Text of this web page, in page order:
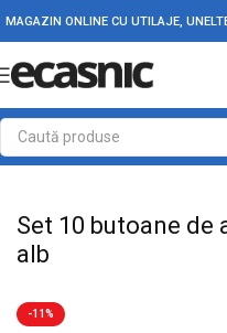
MAGAZIN ONLINE CU UTILAJE,
Prima pagină Casă Accesorii si
Set 10 butoane de
alb
-11%